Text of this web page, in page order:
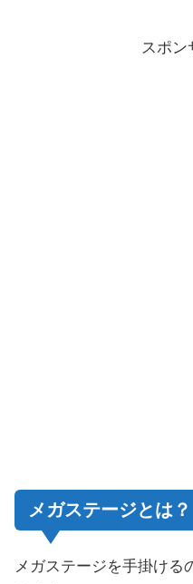
スポン
メガステージとは？
メガステージを手掛ける